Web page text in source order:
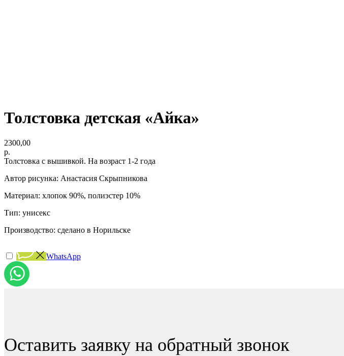
Толстовка детская «Айка»
2300,00
р.
Толстовка с вышивкой. На возраст 1-2 года
Автор рисунка: Анастасия Скрыпникова
Материал: хлопок 90%, полиэстер 10%
Тип: унисекс
Производство: сделано в Норильске
WhatsApp
Оставить заявку на обратный звонок